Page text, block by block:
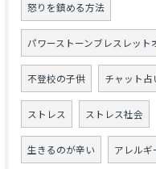
怒りを鎮める方法
パワーストーンブレスレット
不登校の子供 チャット占
ストレス ストレス社会
生きるのが辛い アレルギ